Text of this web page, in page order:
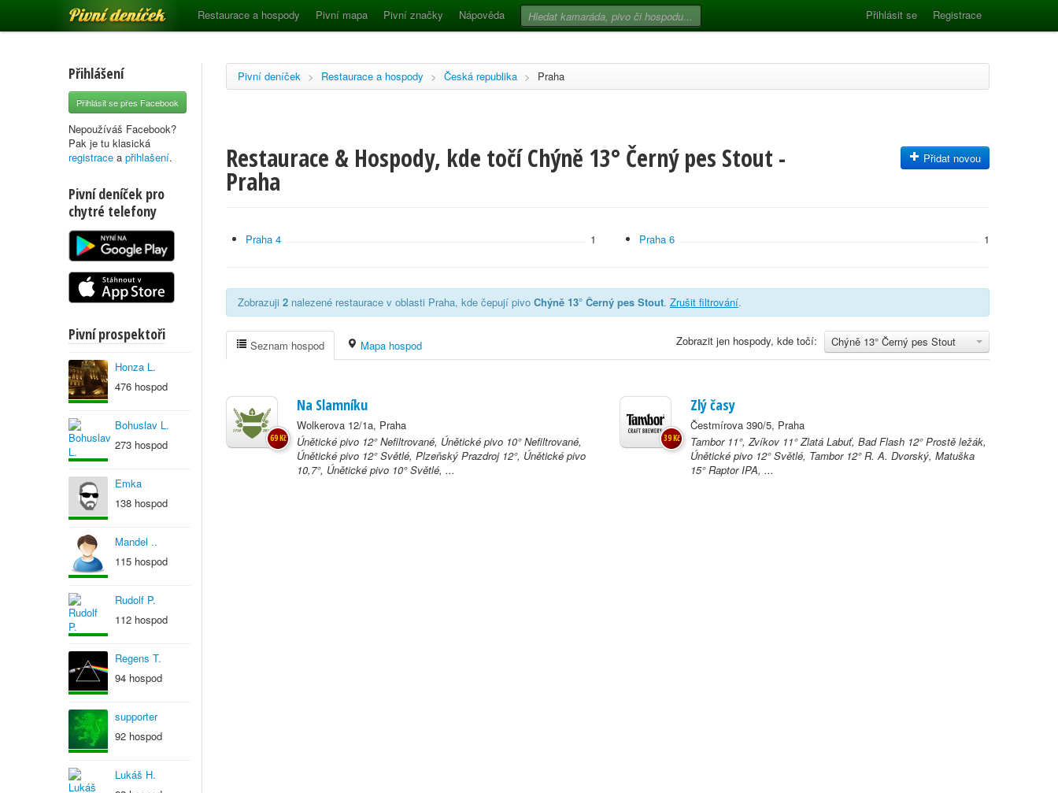
Pivní deníček Restaurace a hospody Pivní mapa Pivní značky Nápověda Přihlásit se Registrace
Přihlášení
Přihlásit se přes Facebook
Nepoužíváš Facebook?
Pak je tu klasická
registrace a přihlašení.
Pivní deníček pro
chytré telefony
Pivní prospektoři
Honza L.
476 hospod
Bohuslav L.
273 hospod
Emka
138 hospod
Mandel ..
115 hospod
Rudolf P.
112 hospod
Regens T.
94 hospod
supporter
92 hospod
Lukáš H.
Pivní deníček > Restaurace a hospody > Česká republika > Praha
Restaurace & Hospody, kde točí Chýně 13° Černý pes Stout -
Praha
Přidat novou
Praha 4 1 Praha 6 1
Zobrazuji 2 nalezené restaurace v oblasti Praha, kde čepují pivo Chýně 13° Černý pes Stout. Zrušit filtrování.
Chýně 13° Černý pes Stout
Zobrazit jen hospody, kde točí:
Seznam hospod Mapa hospod
Na Slamníku
Wolkerova 12/1a, Praha
Únětické pivo 12° Nefiltrované, Únětické pivo 10° Nefiltrované,
Únětické pivo 12° Světlé, Plzeňský Prazdroj 12°, Únětické pivo
10,7°, Únětické pivo 10° Světlé, ...
69 Kč
Zlý časy
Čestmírova 390/5, Praha
Tambor 11°, Zvíkov 11° Zlatá Labuť, Bad Flash 12° Prostě ležák,
Únětické pivo 12° Světlé, Tambor 12° R. A. Dvorský, Matuška
15° Raptor IPA, ...
39 Kč